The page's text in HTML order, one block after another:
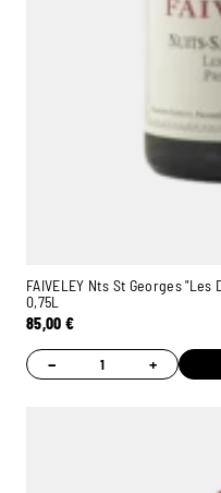
FAIVELEY Nts St Georges "Les
0,75L
85,00€
− +